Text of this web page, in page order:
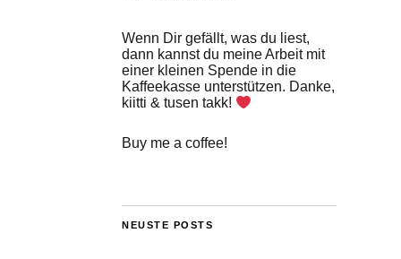
Wenn Dir gefällt, was du liest,
dann kannst du meine Arbeit mit
einer kleinen Spende in die
Kaffeekasse unterstützen. Danke,
kiitti & tusen takk!
Buy me a coffee!
NEUSTE POSTS